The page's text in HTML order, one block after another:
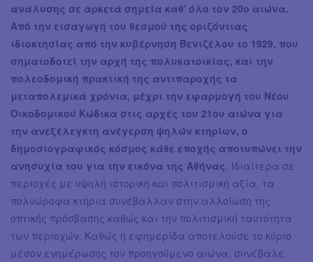
ανάλυσης σε αρκετά σημεία καθ' όλο τον 20ο αιώνα.
Από την εισαγωγή του θεσμού της οριζόντιας
ιδιοκτησίας από την κυβέρνηση Βενιζέλου το 1929, που
σηματοδοτεί την αρχή της πολυκατοικίας, και την
πολεοδομική πρακτική της αντιπαροχής τα
μεταπολεμικά χρόνια, μέχρι την εφαρμογή του Νέου
Οικοδομικού Κώδικα στις αρχές του 21ου αιώνα για
την ανεξέλεγκτη ανέγερση ψηλών κτηρίων, ο
δημοσιογραφικός κόσμος κάθε εποχής αποτυπώνει την
ανησυχία του για την εικόνα της Αθήνας . Ιδιαίτερα σε
περιοχές με υψηλή ιστορική και πολιτισμική αξία, τα
πολυώροφα κτήρια συνέβαλλαν στην αλλοίωση της
οπτικής πρόσβασης καθώς και την πολιτισμική ταυτότητα
των περιοχών. Καθώς η εφημερίδα αποτελούσε το κύριο
μέσον ενημέρωσης τον προηγούμενο αιώνα, συνέβαλε